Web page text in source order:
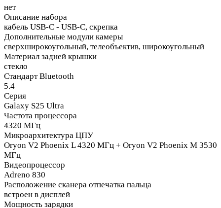
нет
Описание набора
кабель USB-C - USB-C, скрепка
Дополнительные модули камеры
сверхширокоугольный, телеобъектив, широкоугольный
Материал задней крышки
стекло
Стандарт Bluetooth
5.4
Серия
Galaxy S25 Ultra
Частота процессора
4320 МГц
Микроархитектура ЦПУ
Oryon V2 Phoenix L 4320 МГц + Oryon V2 Phoenix M 3530
МГц
Видеопроцессор
Adreno 830
Расположение сканера отпечатка пальца
встроен в дисплей
Мощность зарядки